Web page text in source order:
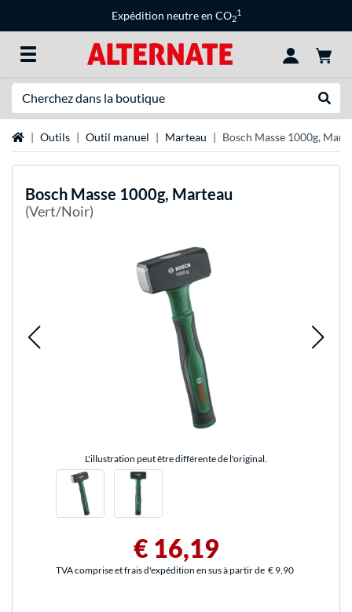
Expédition neutre en CO2
1
Page d'accueil
Outils Outil manuel Marteau Bosch Masse 1000g,
Bosch Masse 1000g, Marteau
(Vert/Noir)
L'illustration peut être différente de l'original.
€ 16,19
TVA comprise et frais d'expédition en sus à partir de € 9,90